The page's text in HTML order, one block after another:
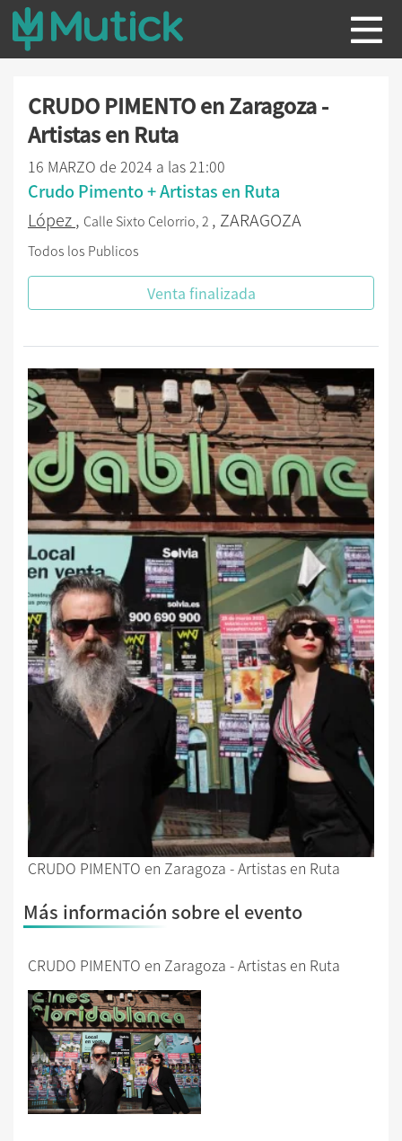
CRUDO PIMENTO en Zaragoza -
Artistas en Ruta
16 MARZO de 2024 a las 21:00
Crudo Pimento + Artistas en Ruta
López, Calle Sixto Celorrio, 2 , ZARAGOZA
Todos los Publicos
Venta finalizada
CRUDO PIMENTO en Zaragoza - Artistas en Ruta
Más información sobre el evento
CRUDO PIMENTO en Zaragoza - Artistas en Ruta